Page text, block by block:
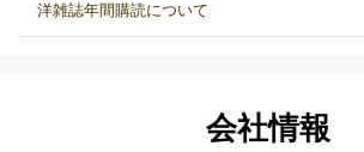
洋雑誌年間購読について
会社情報